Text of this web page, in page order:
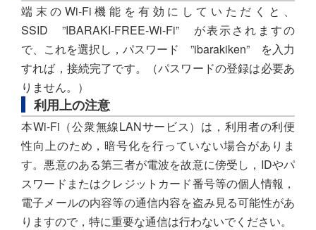
端末のWi-Fi機能を有効にしていただくと、
SSID ”IBARAKI-FREE-Wi-Fi” が表示されますの
で、これを選択し，パスワード ”ibarakiken” を入力
すれば，接続完了です。（パスワードの登録は必要あ
りません。）
利用上の注意
本Wi-Fi（公衆無線LANサービス）は，利用者の利便
性向上のため，暗号化を行っていない場合がありま
す。悪意のある第三者が電波を故意に傍受し，IDやパ
スワードまたはクレジットカード番号等の個人情報，
電子メールの内容等の通信内容を盗み見る可能性があ
りますので，特に重要な通信は行わないでください。